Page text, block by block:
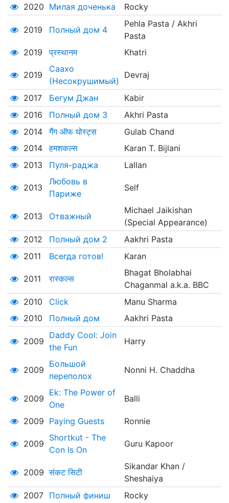
2020 Милая доченька Rocky
2019 Полный дом 4
Pehla Pasta / Akhri
Pasta
2019
प्रस्थानम Khatri
2019
Саахо
(Несокрушимый)
Devraj
2017 Бегум Джан
Kabir
2016
Полный дом 3
Akhri Pasta
2014
गैंग ऑफ घोस्ट्स
Gulab Chand
2014
हमशकल्स
Karan T. Bijlani
2013
Пуля-раджа Lallan
2013
Любовь в
Париже
Self
2013 Отважный
Michael Jaikishan
(Special Appearance)
2012
Полный дом 2
Aakhri Pasta
2011
Всегда готов! Karan
2011 रास्कल्स
Bhagat Bholabhai
Chaganmal a.k.a. BBC
2010
Click
Manu Sharma
2010
Полный дом Aakhri Pasta
2009
Daddy Cool: Join
the Fun
Harry
2009
Большой
переполох
Nonni H. Chaddha
2009
Ek: The Power of
One
Balli
2009 Paying Guests Ronnie
2009
Shortkut - The
Con Is On
Guru Kapoor
2009 संकट सिटी
Sikandar Khan /
Sheshaiya
2007
Полный финиш
Rocky